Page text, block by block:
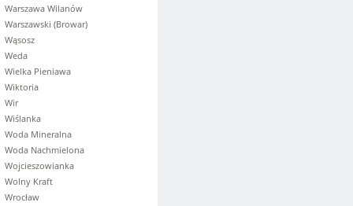
Warszawa Wilanów
Warszawski (Browar)
Wąsosz
Weda
Wielka Pieniawa
Wiktoria
Wir
Wiślanka
Woda Mineralna
Woda Nachmielona
Wojcieszowianka
Wolny Kraft
Wrocław